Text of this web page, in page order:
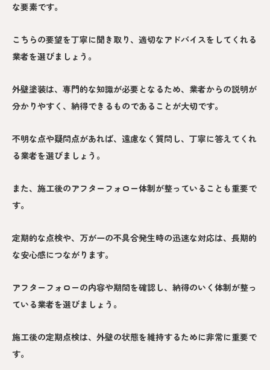
な要素です。
こちらの要望を丁寧に聞き取り、適切なアドバイスをしてくれる
業者を選びましょう。
外壁塗装は、専門的な知識が必要となるため、業者からの説明が
分かりやすく、納得できるものであることが大切です。
不明な点や疑問点があれば、遠慮なく質問し、丁寧に答えてくれ
る業者を選びましょう。
また、施工後のアフターフォロー体制が整っていることも重要で
す。
定期的な点検や、万が一の不具合発生時の迅速な対応は、長期的
な安心感につながります。
アフターフォローの内容や期間を確認し、納得のいく体制が整っ
ている業者を選びましょう。
施工後の定期点検は、外壁の状態を維持するために非常に重要で
す。